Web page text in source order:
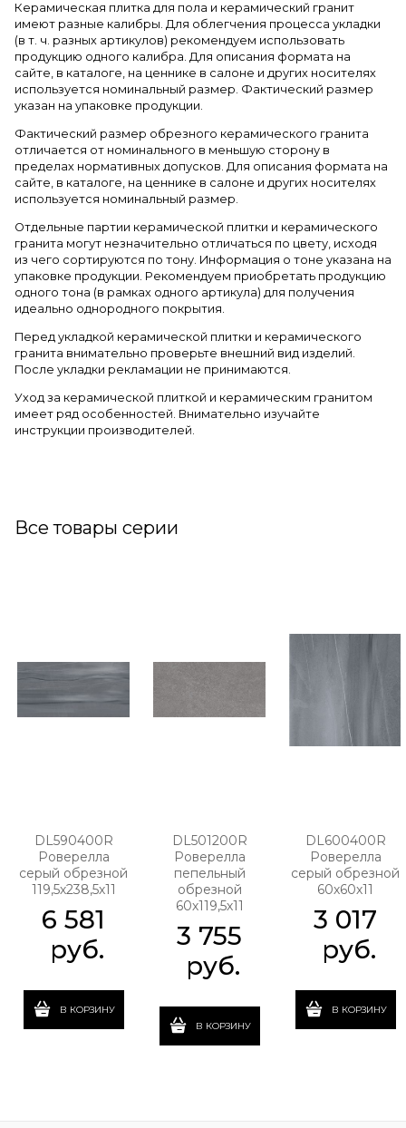
Керамическая плитка для пола и керамический гранит
имеют разные калибры. Для облегчения процесса укладки
(в т. ч. разных артикулов) рекомендуем использовать
продукцию одного калибра. Для описания формата на
сайте, в каталоге, на ценнике в салоне и других носителях
используется номинальный размер. Фактический размер
указан на упаковке продукции.
Фактический размер обрезного керамического гранита
отличается от номинального в меньшую сторону в
пределах нормативных допусков. Для описания формата на
сайте, в каталоге, на ценнике в салоне и других носителях
используется номинальный размер.
Отдельные партии керамической плитки и керамического
гранита могут незначительно отличаться по цвету, исходя
из чего сортируются по тону. Информация о тоне указана на
упаковке продукции. Рекомендуем приобретать продукцию
одного тона (в рамках одного артикула) для получения
идеально однородного покрытия.
Перед укладкой керамической плитки и керамического
гранита внимательно проверьте внешний вид изделий.
После укладки рекламации не принимаются.
Уход за керамической плиткой и керамическим гранитом
имеет ряд особенностей. Внимательно изучайте
инструкции производителей.
Все товары серии
DL590400R
Роверелла
серый обрезной
119,5х238,5х11
6 581
руб.
В КОРЗИНУ
DL501200R
Роверелла
пепельный
обрезной
60х119,5х11
3 755
руб.
В КОРЗИНУ
DL600400R
Роверелла
серый обрезной
60х60х11
3 017
руб.
В КОРЗИНУ